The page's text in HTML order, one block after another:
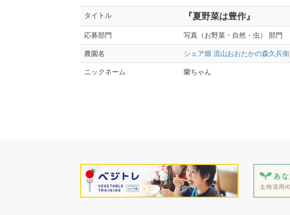
タイトル 『夏野菜は豊作』
応募部門 写真（お野菜・自然・虫） 部門
農園名 シェア畑 流山おおたかの森久兵衛
ニックネーム 蘭ちゃん